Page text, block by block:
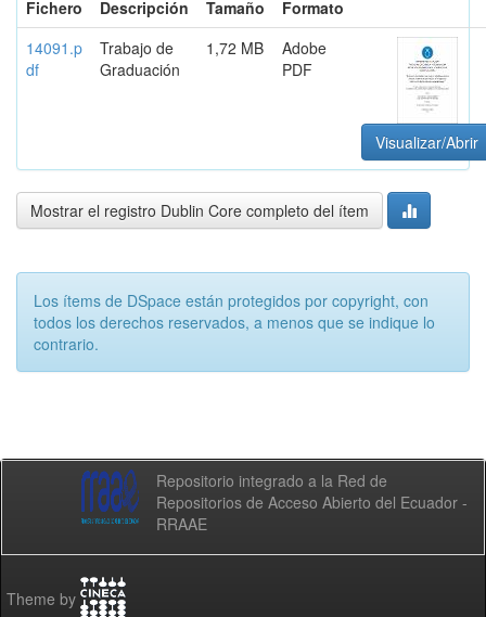
Fichero
Descripción Tamaño
Formato
14091.p
df
Trabajo de
Graduación
1,72 MB
Adobe
PDF
Visualizar/Abrir
Mostrar el registro Dublin Core completo del ítem
Los ítems de DSpace están protegidos por copyright, con
todos los derechos reservados, a menos que se indique lo
contrario.
Repositorio integrado a la Red de
Repositorios de Acceso Abierto del Ecuador -
RRAAE
Theme by